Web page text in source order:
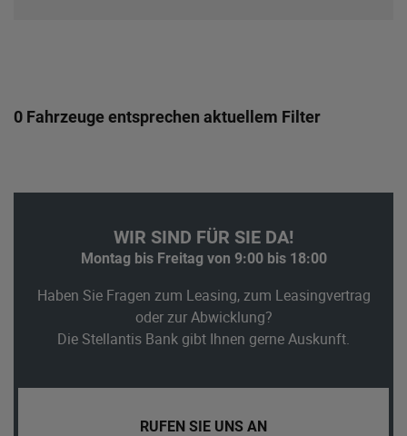
0 Fahrzeuge entsprechen aktuellem Filter
WIR SIND FÜR SIE DA!
Montag bis Freitag von 9:00 bis 18:00
Haben Sie Fragen zum Leasing, zum Leasingvertrag
oder zur Abwicklung?
Die Stellantis Bank gibt Ihnen gerne Auskunft.
RUFEN SIE UNS AN